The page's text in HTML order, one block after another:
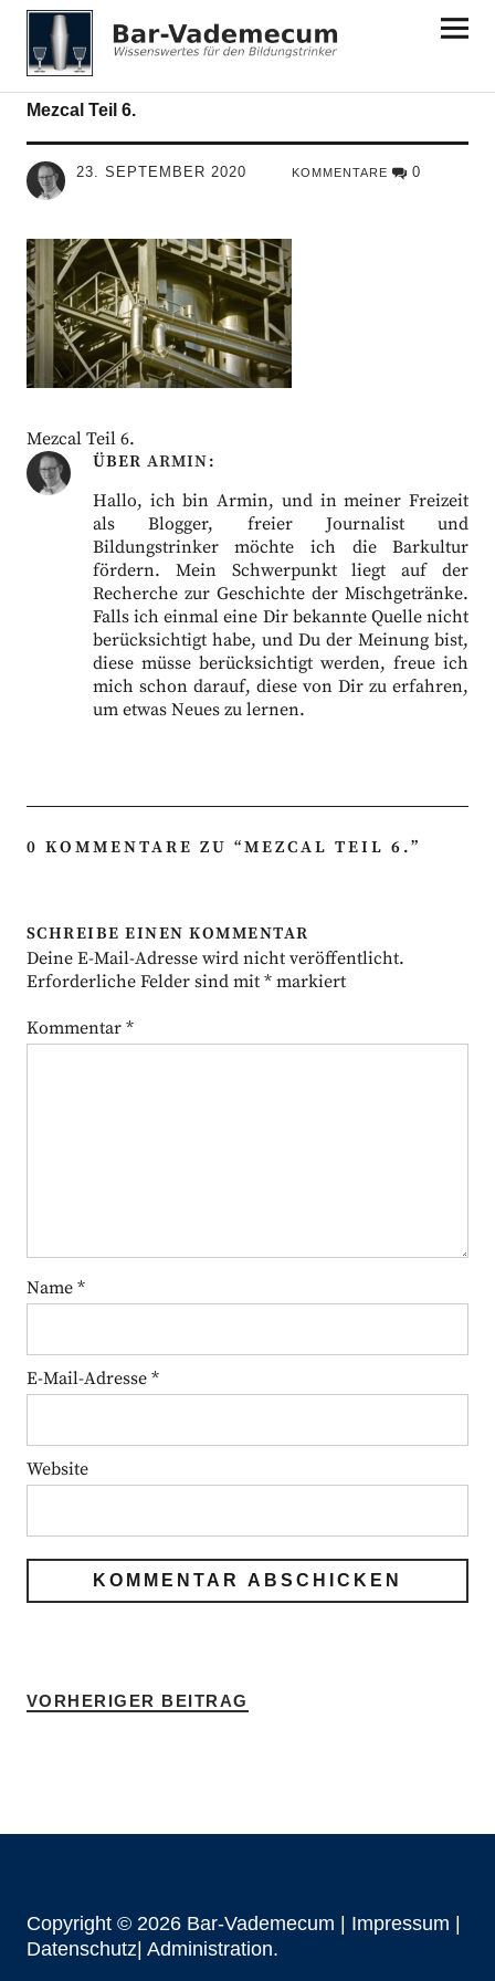
Bar-Vademecum
Mezcal Teil 6.
23. SEPTEMBER 2020 KOMMENTARE 0
Mezcal Teil 6.
ÜBER ARMIN
Hallo, ich bin Armin, und in meiner Freizeit
als Blogger, freier Journalist und
Bildungstrinker möchte ich die Barkultur
fördern. Mein Schwerpunkt liegt auf der
Recherche zur Geschichte der Mischgetränke.
Falls ich einmal eine Dir bekannte Quelle nicht
berücksichtigt habe, und Du der Meinung bist,
diese müsse berücksichtigt werden, freue ich
mich schon darauf, diese von Dir zu erfahren,
um etwas Neues zu lernen.
0 KOMMENTARE ZU “MEZCAL TEIL 6.”
SCHREIBE EINEN KOMMENTAR
Deine E-Mail-Adresse wird nicht veröffentlicht.
Erforderliche Felder sind mit *markiert
Kommentar *
Name *
E-Mail-Adresse *
Website
VORHERIGER BEITRAG
Copyright © 2026 Bar-Vademecum | Impressum
Datenschutz| Administration